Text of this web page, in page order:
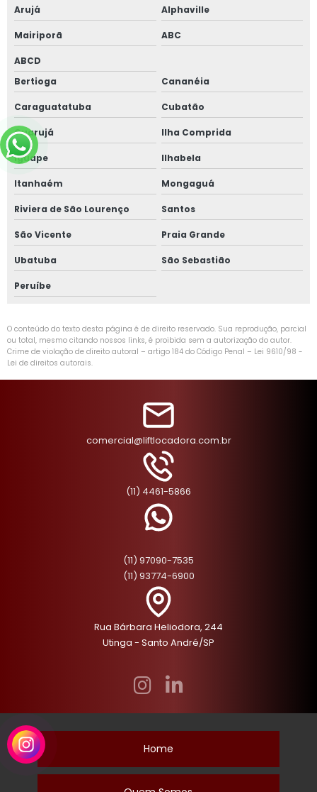
Arujá Alphaville
Mairiporã ABC
ABCD
Bertioga
Cananéia
Caraguatatuba Cubatão
Guarujá Ilha Comprida
Iguape Ilhabela
Itanhaém Mongaguá
Riviera de São Lourenço Santos
São Vicente Praia Grande
Ubatuba São Sebastião
Peruíbe
O conteúdo do texto desta página é de direito reservado. Sua reprodução, parcial
ou total, mesmo citando nossos links, é proibida sem a autorização do autor.
Crime de violação de direito autoral – artigo 184 do Código Penal – Lei 9610/98 -
Lei de direitos autorais.
comercial@liftlocadora.com.br
(11) 4461-5866
(11) 97090-7535
(11) 93774-6900
Rua Bárbara Heliodora, 244
Utinga - Santo André/SP
Home